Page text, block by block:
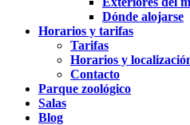
Dónde alojarse
Horarios y tarifas
Tarifas
Horarios y
Contacto
Parque zoológico
Salas
Blog